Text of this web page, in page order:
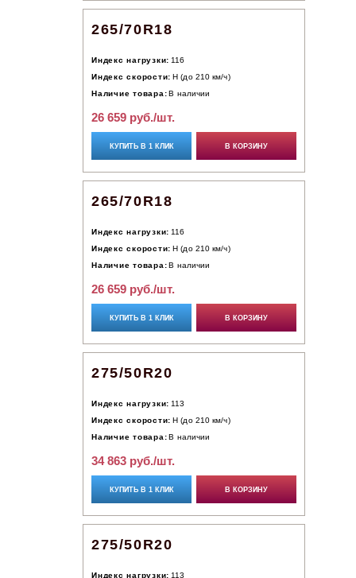
265/70R18
Индекс нагрузки: 116
Индекс скорости: H (до 210 км/ч)
Наличие товара: В наличии
26 659 руб./шт.
КУПИТЬ В 1 КЛИК В КОРЗИНУ
265/70R18
Индекс нагрузки: 116
Индекс скорости: H (до 210 км/ч)
Наличие товара: В наличии
26 659 руб./шт.
КУПИТЬ В 1 КЛИК В КОРЗИНУ
275/50R20
Индекс нагрузки: 113
Индекс скорости: H (до 210 км/ч)
Наличие товара: В наличии
34 863 руб./шт.
КУПИТЬ В 1 КЛИК В КОРЗИНУ
275/50R20
Индекс нагрузки: 113